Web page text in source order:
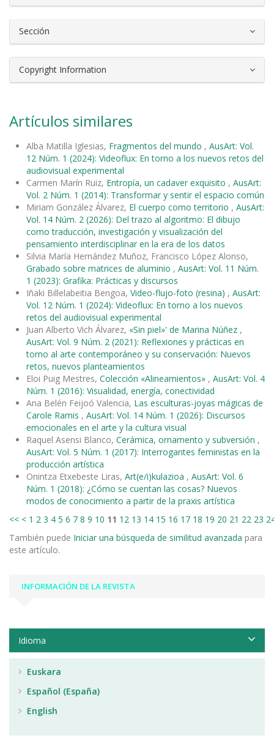
Sección
Copyright Information
Artículos similares
Alba Matilla Iglesias, Fragmentos del mundo , AusArt: Vol.
12 Núm. 1 (2024): Videoflux: En torno a los nuevos retos del
audiovisual experimental
Carmen Marín Ruiz, Entropía, un cadaver exquisito , AusArt:
Vol. 2 Núm. 1 (2014): Transformar y sentir el espacio común
Miriam González Álvarez, El cuerpo como territorio , AusArt:
Vol. 14 Núm. 2 (2026): Del trazo al algoritmo: El dibujo
como traducción, investigación y visualización del
pensamiento interdisciplinar en la era de los datos
Silvia María Hernández Muñoz, Francisco López Alonso,
Grabado sobre matrices de aluminio , AusArt: Vol. 11 Núm.
1 (2023): Grafika: Prácticas y discursos
Iñaki Billelabeitia Bengoa, Video-flujo-foto (resina) , AusArt:
Vol. 12 Núm. 1 (2024): Videoflux: En torno a los nuevos
retos del audiovisual experimental
Juan Alberto Vich Álvarez, «Sin piel»' de Marina Núñez ,
AusArt: Vol. 9 Núm. 2 (2021): Reflexiones y prácticas en
torno al arte contemporáneo y su conservación: Nuevos
retos, nuevos planteamientos
Eloi Puig Mestres, Colección «Alineamientos» , AusArt: Vol. 4
Núm. 1 (2016): Visualidad, energía, conectividad
Ana Belén Feijoó Valencia, Las esculturas-joyas mágicas de
Carole Ramis , AusArt: Vol. 14 Núm. 1 (2026): Discursos
emocionales en el arte y la cultura visual
Raquel Asensi Blanco, Cerámica, ornamento y subversión ,
AusArt: Vol. 5 Núm. 1 (2017): Interrogantes feministas en la
producción artística
Onintza Etxebeste Liras, Art(e/i)kulazioa , AusArt: Vol. 6
Núm. 1 (2018): ¿Cómo se cuentan las cosas? Nuevos
modos de conocimiento a partir de la praxis artística
<< < 1 2 3 4 5 6 7 8 9 10 11 12 13 14 15 16 17 18 19 20 21 22 23
También puede Iniciar una búsqueda de similitud avanzada para
este artículo.
INFORMACIÓN DE LA REVISTA
Idioma
Euskara
Español (España)
English